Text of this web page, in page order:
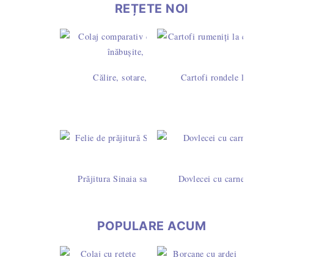
REȚETE NOI
Călire, sotare, rumenire sau prăjire? Diferențe și timpi
Cartofi rondele la cuptor cu
Prăjitura Sinaia sau Dunăreana cu pandișpan însiropat și
Dovlecei cu carne tocată de pui
POPULARE ACUM